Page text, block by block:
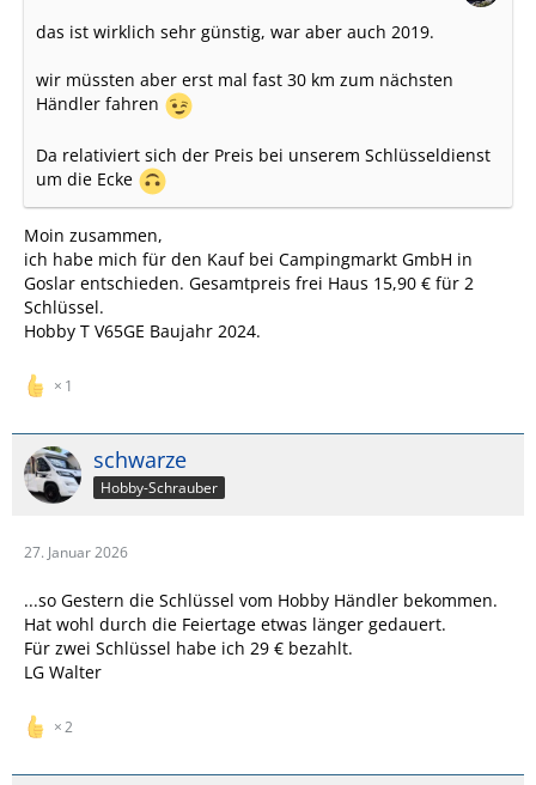
das ist wirklich sehr günstig, war aber auch 2019.
wir müssten aber erst mal fast 30 km zum nächsten
Händler fahren
Da relativiert sich der Preis bei unserem Schlüsseldienst
um die Ecke
Moin zusammen,
ich habe mich für den Kauf bei Campingmarkt GmbH in
Goslar entschieden. Gesamtpreis frei Haus 15,90 € für 2
Schlüssel.
Hobby T V65GE Baujahr 2024.
1
schwarze
Hobby-Schrauber
27. Januar 2026
...so Gestern die Schlüssel vom Hobby Händler bekommen.
Hat wohl durch die Feiertage etwas länger gedauert.
Für zwei Schlüssel habe ich 29 € bezahlt.
LG Walter
2